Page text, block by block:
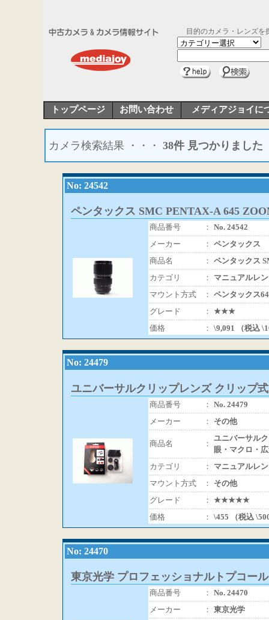
目的のカメラ・レンズを
トップページ お問い合わせ メディアジョイに
カメラ検索結果 ・・・ 38件 見つかりました
No: 24542
ペンタックス SMC PENTAX-A 645
商品番号 ： No. 24542
メーカー
： ペンタックス
商品名
： ペンタックス
カテゴリ
：
マニュアルレ
マウント方式
： ペンタックス
グレード
： ★★★
価格
： \9,091 （税込
No: 24479
ユニバーサルクリップレンズ クリップ
商品番号 ： No. 24479
メーカー
： その他
商品名 ：
ユニバーサル
眼・マクロ・
カテゴリ
：
マニュアルレ
マウント方式
：
その他
グレード
： ★★★★★
価格
： \455 （税込
No: 24470
東京光学 プロフェッショナルトプコー
商品番号 ： No. 24470
メーカー
： 東京光学